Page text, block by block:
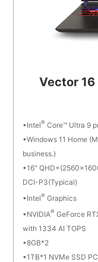
Vector
Intel® Core™ Ultra 9
Windows 11 Home
business.)
16"
DCI-P3(Typical)
Intel® Graphics
NVIDIA® GeForce
with 1334 AI TOPS
8GB*2
1TB*1 NVMe SSD